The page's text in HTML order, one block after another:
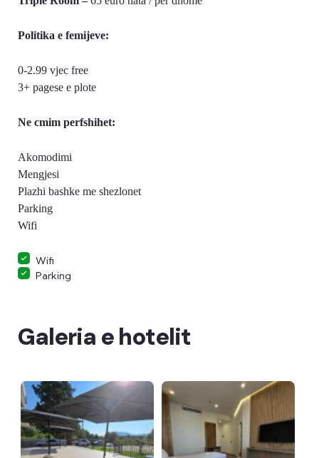
Politika e femijeve:
0-2.99 vjec free
3+ pagese e plote
Ne cmim perfshihet:
Akomodimi
Mengjesi
Plazhi bashke me shezlonet
Parking
Wifi
Wifi
Parking
Galeria e hotelit